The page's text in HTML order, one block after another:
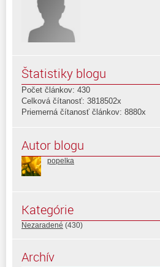
Štatistiky blogu
Počet článkov: 430
Celková čítanosť: 3818502x
Priemerná čítanosť článkov: 8880x
Autor blogu
popelka
Kategórie
Nezaradené (430)
Archív